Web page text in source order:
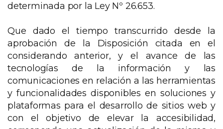
determinada por la Ley Nº 26.653.
Que dado el tiempo transcurrido desde la
aprobación de la Disposición citada en el
considerando anterior, y el avance de las
tecnologías de la información y las
comunicaciones en relación a las herramientas
y funcionalidades disponibles en soluciones y
plataformas para el desarrollo de sitios web y
con el objetivo de elevar la accesibilidad,